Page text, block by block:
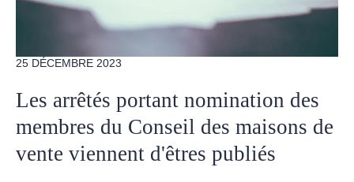
25 DÉCEMBRE 2023
Les arrêtés portant nomination des
membres du Conseil des maisons de
vente viennent d'êtres publiés